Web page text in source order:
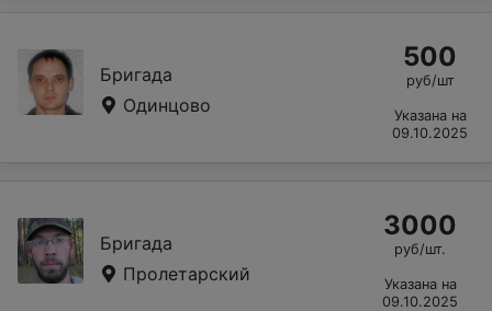
Бригада
Одинцово
500
руб/шт
Указана на
09.10.2025
Бригада
Пролетарский
3000
руб/шт.
Указана на
09.10.2025